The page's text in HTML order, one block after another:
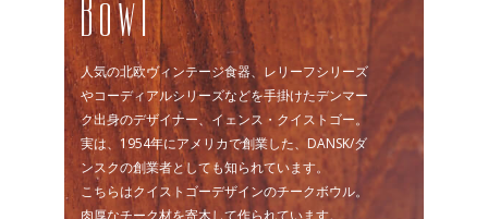
Bowl
人気の北欧ヴィンテージ食器、レリーフシリーズ
やコーディアルシリーズなどを手掛けたデンマー
ク出身のデザイナー、イェンス・クイストゴー。
実は、1954年にアメリカで創業した、DANSK/ダ
ンスクの創業者としても知られています。
こちらはクイストゴーデザインのチークボウル。
肉厚なチーク材を寄木して作られています。